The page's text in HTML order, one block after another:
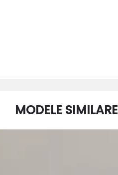
MODELE SIMILARE